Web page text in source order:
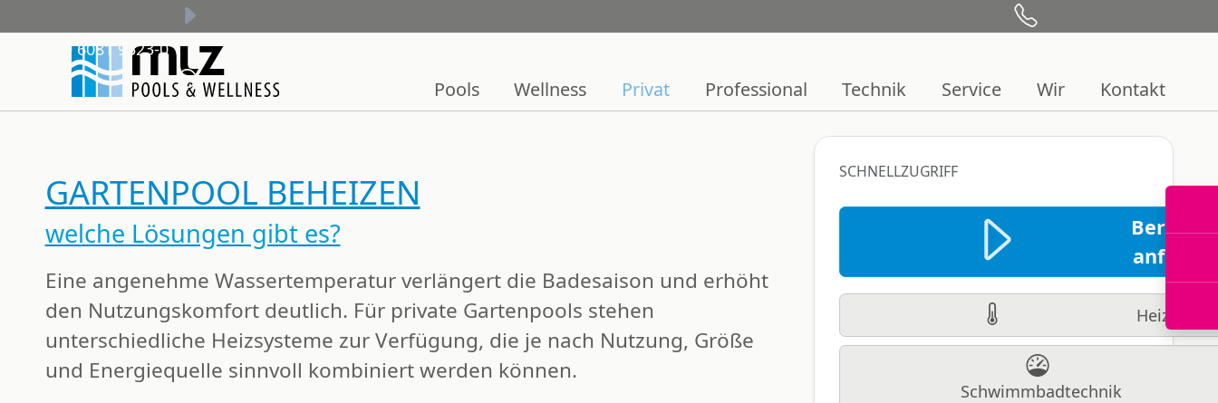
+49 6081 9523-0
Pools Wellness Privat Professional Technik Service Wir Kontakt
GARTENPOOL BEHEIZEN
welche Lösungen gibt es?
Eine angenehme Wassertemperatur verlängert die Badesaison und erhöht
den Nutzungskomfort deutlich. Für private Gartenpools stehen
unterschiedliche Heizsysteme zur Verfügung, die je nach Nutzung, Größe
und Energiequelle sinnvoll kombiniert werden können.
SCHNELLZUGRIFF
Schwimmbadtechnik